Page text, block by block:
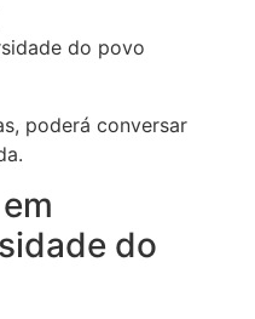
do povo
poderá conversar
do